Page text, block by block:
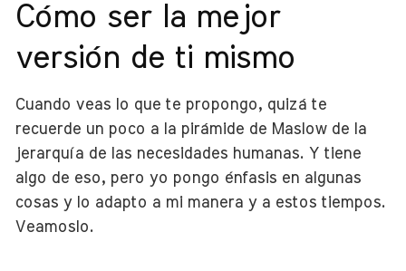
Cómo ser la mejor
versión de ti mismo
Cuando veas lo que te propongo, quizá te
recuerde un poco a la pirámide de Maslow de la
jerarquía de las necesidades humanas. Y tiene
algo de eso, pero yo pongo énfasis en algunas
cosas y lo adapto a mi manera y a estos tiempos.
Veamoslo.